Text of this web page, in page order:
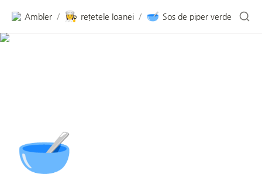
Ambler / 👩‍🍳 rețetele Ioanei / 🥣 Sos de piper verde
🥣